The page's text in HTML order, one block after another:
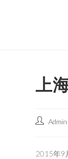
上
Admin
2015年9